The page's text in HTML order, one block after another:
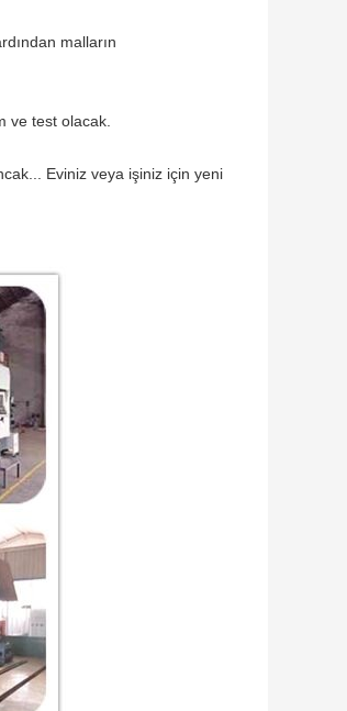
malların
ve test olacak.
Eviniz veya işiniz için yeni